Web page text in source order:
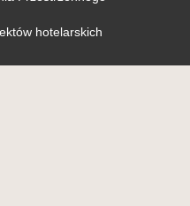
hotelarskich